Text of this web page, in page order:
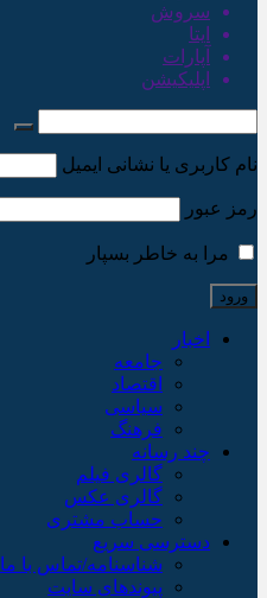
سروش
ایتا
آپارات
اپلیکیشن
نام کاربری یا نشانی ایمیل
رمز عبور
مرا به خاطر بسپار
اخبار
جامعه
اقتصاد
سیاسی
فرهنگ
چند رسانه
گالری فیلم
گالری عکس
حساب مشتری
دسترسی سریع
شناسنامه/تماس با ما
پیوندهای سایت